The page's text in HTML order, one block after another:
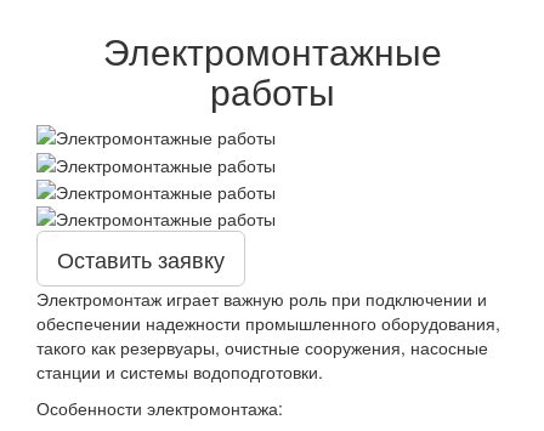
Электромонтажные
работы
Оставить заявку
Электромонтаж играет важную роль при подключении и
обеспечении надежности промышленного оборудования,
такого как резервуары, очистные сооружения, насосные
станции и системы водоподготовки.
Особенности электромонтажа: